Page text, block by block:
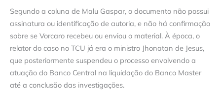
Segundo a coluna de Malu Gaspar, o documento não possui
assinatura ou identificação de autoria, e não há confirmação
sobre se Vorcaro recebeu ou enviou o material. À época, o
relator do caso no TCU já era o ministro Jhonatan de Jesus,
que posteriormente suspendeu o processo envolvendo a
atuação do Banco Central na liquidação do Banco Master
até a conclusão das investigações.